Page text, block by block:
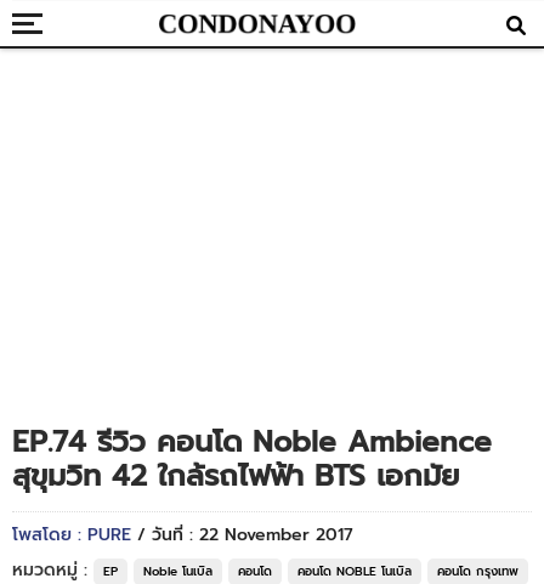
EP.74 รีวิว คอนโด Noble Ambience
สุขุมวิท 42 ใกล้รถไฟฟ้า BTS เอกมัย
โพสโดย : PURE / วันที่ : 22 November 2017
หมวดหมู่ :
EP Noble โนเบิล คอนโด คอนโด NOBLE โนเบิล
คอนโด กรุงเทพ